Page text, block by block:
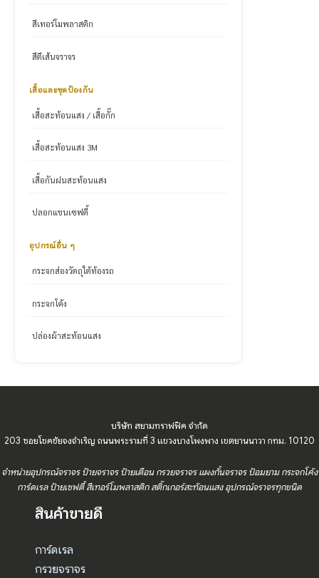
สีเทอร์โมพลาสติก
สีตีเส้นจราจร
เสื้อและชุดป้องกัน
เสื้อสะท้อนแสง / เสื้อกั๊ก
เสื้อสะท้อนแสง 3M
เสื้อกันฝนสะท้อนแสง
ปลอกแขนเซฟตี้
อุปกรณ์อื่น ๆ
กระจกส่องวัตถุใต้ท้องรถ
กระจกโค้ง
ปล่องผ้าสะท้อนแสง
บริษัท สยามทราฟฟิค จำกัด
203 ซอยโชคชัยจงจำเริญ ถนนพระรามที่ 3 แขวงบางโพงพาง เขตยานนาวา กทม. 10120
จำหน่ายอุปกรณ์จราจร ป้ายจราจร ป้ายเตือน กรวยจราจร แผงกั้นจราจร ป้อมยาม กระจกโค้ง
การ์ดเรล ป้ายเซฟตี้ สีเทอร์โมพลาสติก สติ๊กเกอร์สะท้อนแสง อุปกรณ์จราจรทุกชนิด
สินค้าขายดี
การ์ดเรล
กรวยจราจร